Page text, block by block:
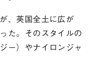
、英国全土に広が
た。そのスタイルの
ー）やナイロンジャ